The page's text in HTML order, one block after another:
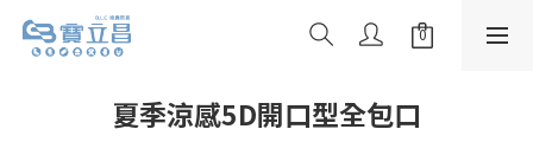
夏季涼感5D開口型全包口